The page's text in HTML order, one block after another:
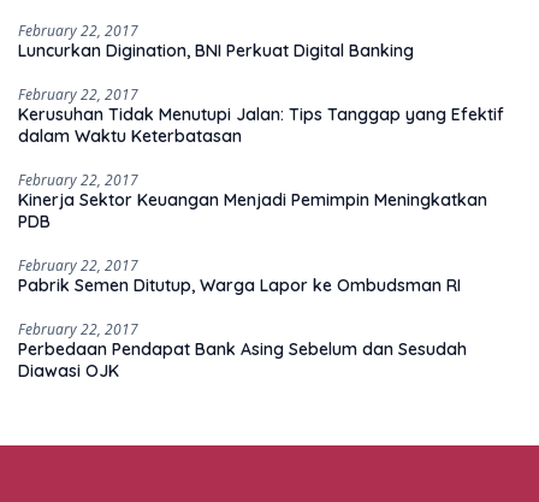
February 22, 2017
Luncurkan Digination, BNI Perkuat Digital Banking
February 22, 2017
Kerusuhan Tidak Menutupi Jalan: Tips Tanggap yang Efektif
dalam Waktu Keterbatasan
February 22, 2017
Kinerja Sektor Keuangan Menjadi Pemimpin Meningkatkan
PDB
February 22, 2017
Pabrik Semen Ditutup, Warga Lapor ke Ombudsman RI
February 22, 2017
Perbedaan Pendapat Bank Asing Sebelum dan Sesudah
Diawasi OJK